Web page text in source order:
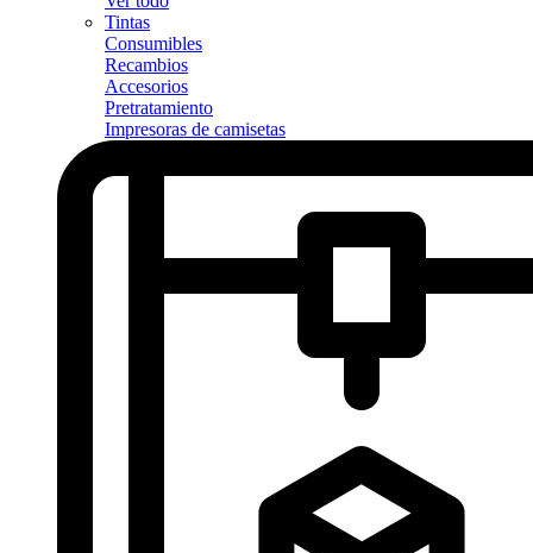
Tintas
Consumibles
Recambios
Accesorios
Pretratamiento
Impresoras de camisetas